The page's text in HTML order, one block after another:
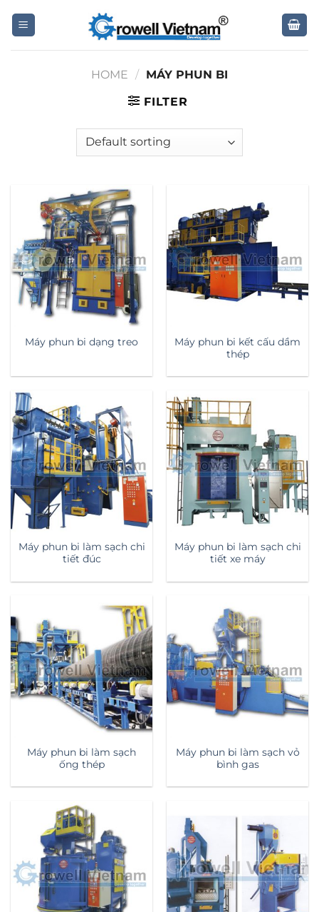
HOME / MÁY PHUN BI
FILTER
Máy phun bi dạng treo
Máy phun bi kết cấu dầm
thép
Máy phun bi làm sạch chi
tiết đúc
Máy phun bi làm sạch chi
tiết xe máy
Máy phun bi làm sạch
ống thép
Máy phun bi làm sạch vỏ
bình gas